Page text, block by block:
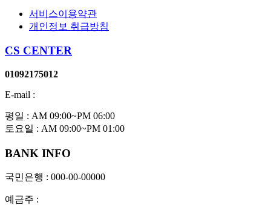
서비스이용약관
개인정보 취급방침
CS CENTER
01092175012
E-mail :
평일 : AM 09:00~PM 06:00
토요일 : AM 09:00~PM 01:00
BANK INFO
국민은행 : 000-00-00000
예금주 :